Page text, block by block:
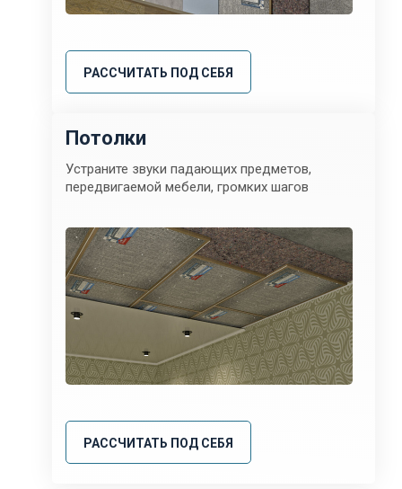
РАССЧИТАТЬ ПОД СЕБЯ
Потолки
Устраните звуки падающих предметов,
передвигаемой мебели, громких шагов
РАССЧИТАТЬ ПОД СЕБЯ